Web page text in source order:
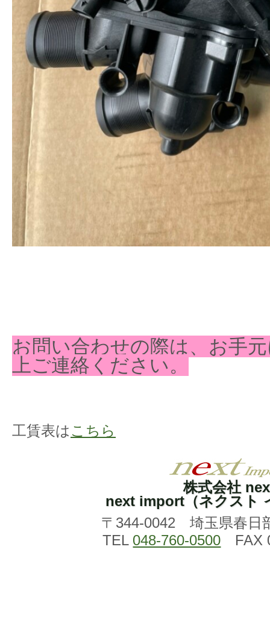
お問い合わせの際は、お手
上ご連絡ください。
工賃表は こちら
株式会社
next import（ネクスト
〒344-0042 埼玉県春日
TEL 048-760-0500 FAX